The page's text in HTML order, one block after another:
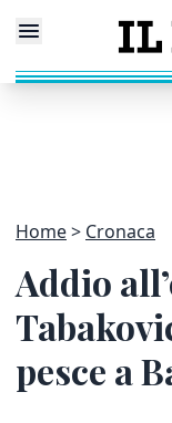
Home Cronaca
Addio
pesce a